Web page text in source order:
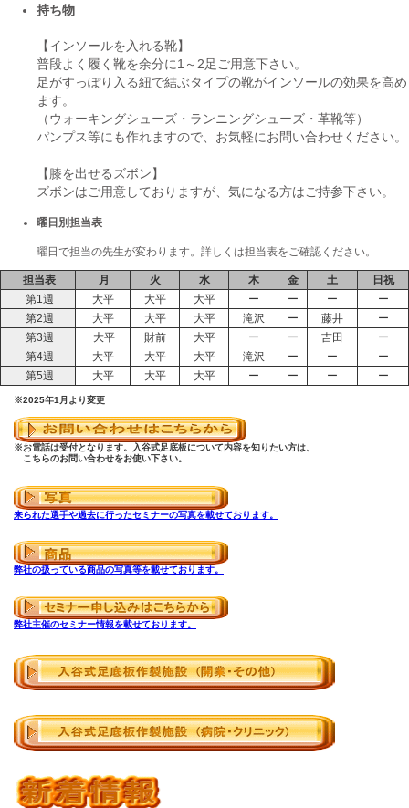
持ち物
【インソールを入れる靴】
普段よく履く靴を余分に1～2足ご用意下さい。
足がすっぽり入る紐で結ぶタイプの靴がインソールの効果を高め
ます。
（ウォーキングシューズ・ランニングシューズ・革靴等）
パンプス等にも作れますので、お気軽にお問い合わせください。
【膝を出せるズボン】
ズボンはご用意しておりますが、気になる方はご持参下さい。
曜日別担当表
曜日で担当の先生が変わります。詳しくは担当表をご確認ください。
担当表 月 火 水 木 金 土
日祝
第1週
大平 大平 大平 ー ー ー
ー
第2週
大平 大平 大平 滝沢 ー 藤井
ー
第3週
大平 財前 大平 ー ー 吉田
ー
第4週
大平 大平 大平 滝沢 ー ー
ー
第5週
大平 大平 大平 ー ー ー ー
※2025年1月より変更
※お電話は受付となります。入谷式足底板について内容を知りたい方は、
こちらのお問い合わせをお使い下さい。
来られた選手や過去に行ったセミナーの写真を載せております。
弊社の扱っている商品の写真等を載せております。
弊社主催のセミナー情報を載せております。